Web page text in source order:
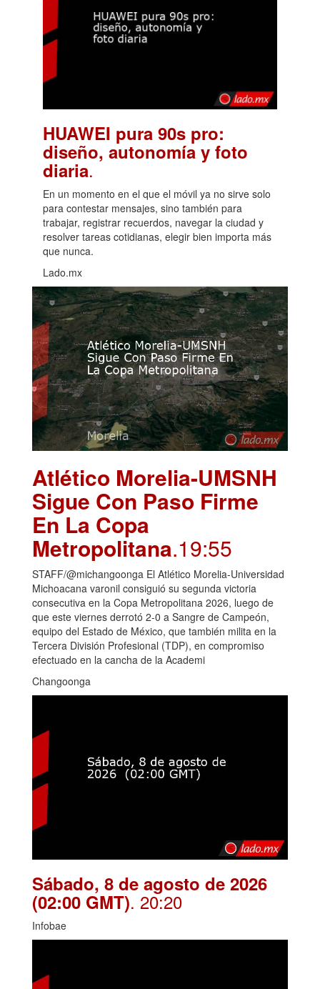
HUAWEI pura 90s pro:
diseño, autonomía y foto
diaria.
En un momento en el que el móvil ya no sirve solo
para contestar mensajes, sino también para
trabajar, registrar recuerdos, navegar la ciudad y
resolver tareas cotidianas, elegir bien importa más
que nunca.
Lado.mx
Atlético Morelia-UMSNH
Sigue Con Paso Firme
En La Copa
Metropolitana.19:55
STAFF/@michangoonga El Atlético Morelia-Universidad
Michoacana varonil consiguió su segunda victoria
consecutiva en la Copa Metropolitana 2026, luego de
que este viernes derrotó 2-0 a Sangre de Campeón,
equipo del Estado de México, que también milita en la
Tercera División Profesional (TDP), en compromiso
efectuado en la cancha de la Academi
Changoonga
Sábado, 8 de agosto de 2026
(02:00 GMT). 20:20
Infobae